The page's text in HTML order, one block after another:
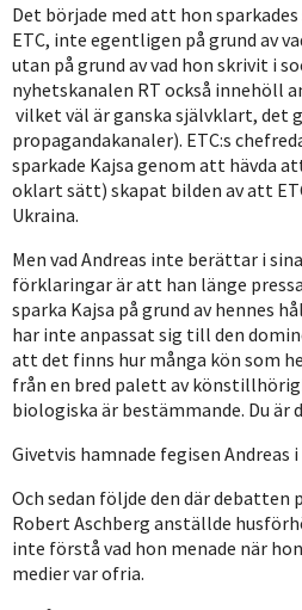
Det började med att hon
ETC, inte egentligen på grund av
utan på grund av vad hon skrivit i
nyhetskanalen RT också innehöll
vilket väl är ganska självklart, det
propagandakanaler). ETC:s
sparkade Kajsa genom att hävda
oklart sätt) skapat bilden av att
Ukraina.
Men vad Andreas inte berättar i
förklaringar är att han länge
sparka Kajsa på grund av hennes
har inte anpassat sig till den
att det finns hur många kön som
från en bred palett av
biologiska är bestämmande. Du är
Givetvis hamnade fegisen Andreas
Och sedan följde den där debatten
Robert Aschberg anställde
inte förstå vad hon menade när
medier var ofria.